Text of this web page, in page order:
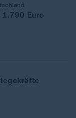
Euro